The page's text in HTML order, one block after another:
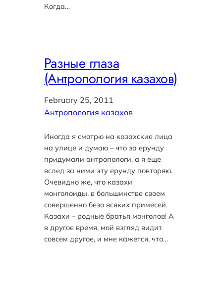
Когда…
Разные глаза
(Антропология казахов)
February 25, 2011
Антропология казахов
Иногда я смотрю на казахские лица
на улице и думаю – что за ерунду
придумали антропологи, а я еще
вслед за ними эту ерунду повторяю.
Очевидно же, что казахи
монголоиды, в большинстве своем
совершенно безо всяких примесей.
Казахи – родные братья монголов! А
в другое время, мой взгляд видит
совсем другое, и мне кажется, что…